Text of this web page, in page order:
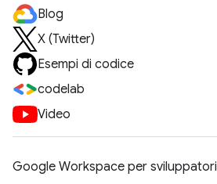
Blog
X (Twitter)
Esempi di codice
codelab
Video
Google Workspace per sviluppatori